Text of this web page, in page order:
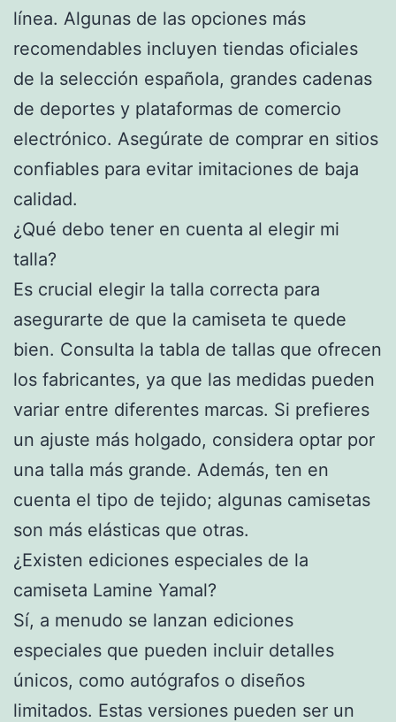
línea. Algunas de las opciones más
recomendables incluyen tiendas oficiales
de la selección española, grandes cadenas
de deportes y plataformas de comercio
electrónico. Asegúrate de comprar en sitios
confiables para evitar imitaciones de baja
calidad.
¿Qué debo tener en cuenta al elegir mi
talla?
Es crucial elegir la talla correcta para
asegurarte de que la camiseta te quede
bien. Consulta la tabla de tallas que ofrecen
los fabricantes, ya que las medidas pueden
variar entre diferentes marcas. Si prefieres
un ajuste más holgado, considera optar por
una talla más grande. Además, ten en
cuenta el tipo de tejido; algunas camisetas
son más elásticas que otras.
¿Existen ediciones especiales de la
camiseta Lamine Yamal?
Sí, a menudo se lanzan ediciones
especiales que pueden incluir detalles
únicos, como autógrafos o diseños
limitados. Estas versiones pueden ser un